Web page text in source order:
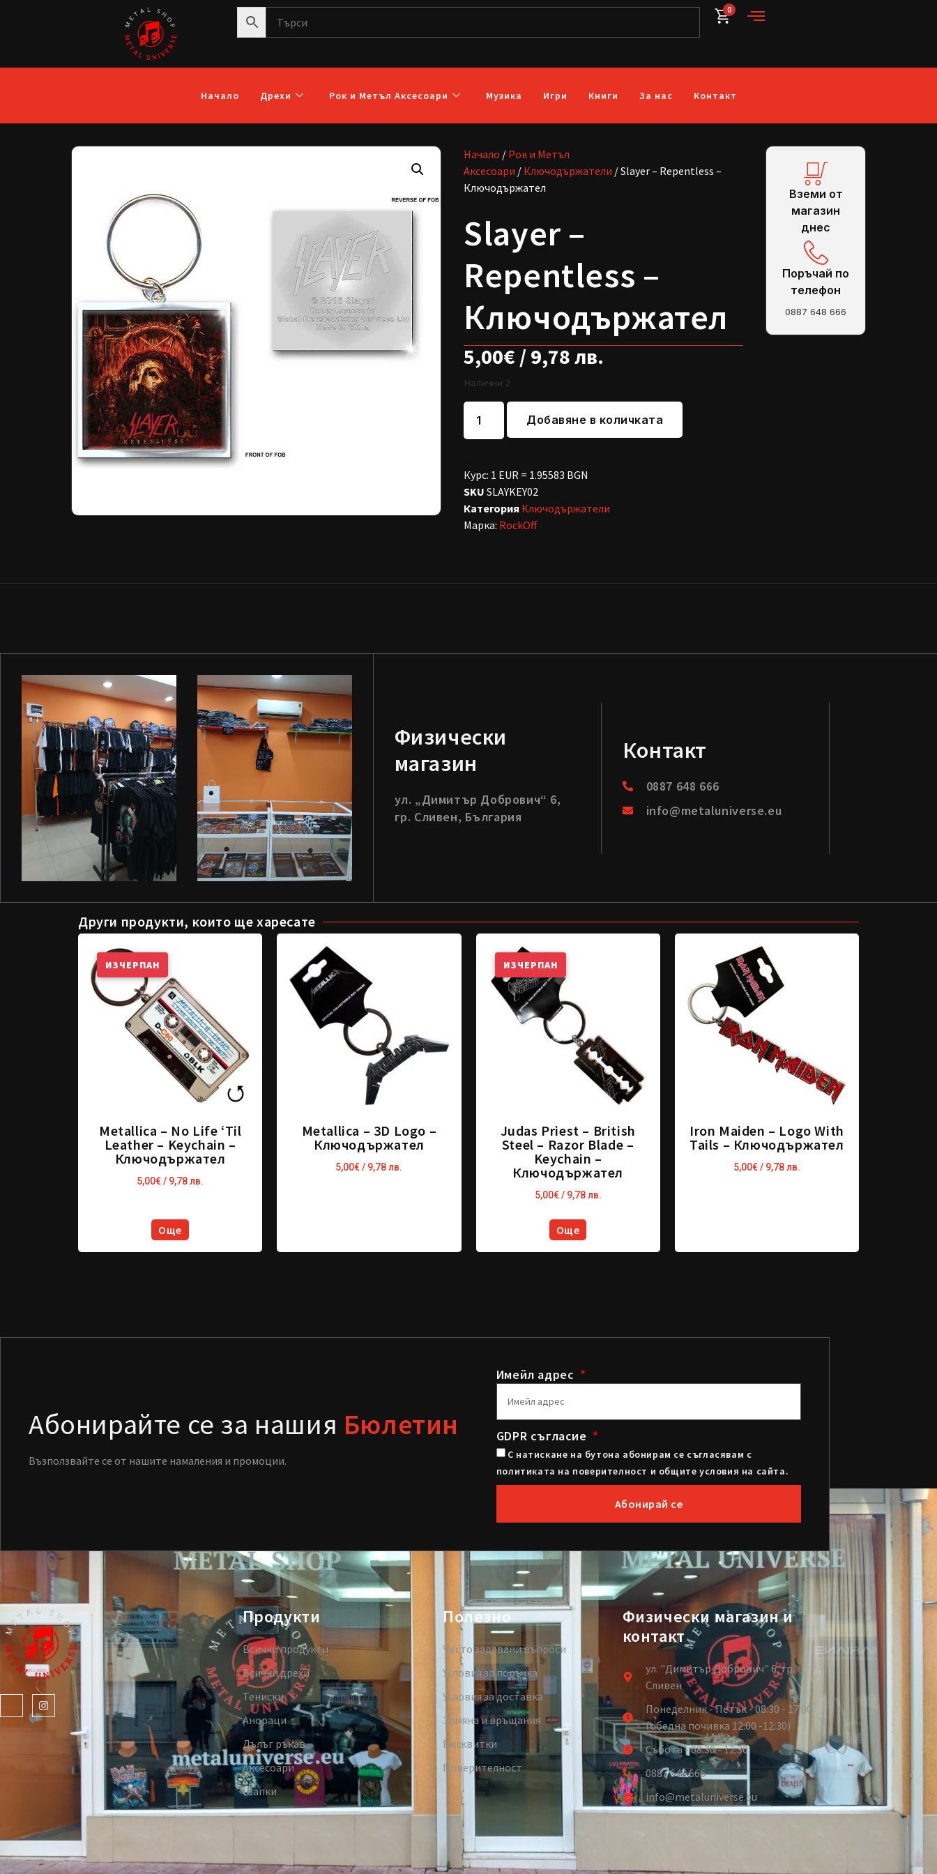
0
Начало Дрехи Рок и Метъл Аксесоари Музика Игри Книги За нас Контакт
Начало / Рок и Метъл
Аксесоари / Ключодържатели / Slayer – Repentless –
Ключодържател
Slayer –
Repentless –
Ключодържател
5,00€ / 9,78 лв.
Налични 2
Добавяне в количката
Курс: 1 EUR = 1.95583 BGN
SKUSLAYKEY02
Категория Ключодържатели
Марка: RockOff
Вземи от
магазин
днес
Поръчай по
телефон
0887 648 666
Физически
магазин
ул. „Димитър Добрович“ 6,
гр. Сливен, България
Контакт
0887 648 666
info@metaluniverse.eu
Други продукти, които ще харесате
ИЗЧЕРПАН
Metallica – No Life ‘Til
Leather – Keychain –
Ключодържател
5,00€/ 9,78 лв.
Още
Metallica – 3D Logo –
Ключодържател
5,00€/ 9,78 лв.
ИЗЧЕРПАН
Judas Priest – British
Steel – Razor Blade –
Keychain –
Ключодържател
5,00€/ 9,78 лв.
Още
Iron Maiden – Logo With
Tails – Ключодържател
5,00€/ 9,78 лв.
Абонирайте се за нашия Бюлетин
Възползвайте се от нашите намаления и промоции.
Имейл адрес
GDPR съгласие
С натискане на бутона абонирам се съгласявам с
политиката на поверителност и общите условия на сайта.
Абонирай се
Продукти
Всички продукти
Всички дрехи
Тениски
Анораци
Дълъг ръкав
Аксесоари
Шапки
Полезно
Често задавани въпроси
Условия за поръчка
Условия за доставка
Замяна и връщания
Бисквитки
Поверителност
Физически магазин и
контакт
ул. "Димитър Добрович" 6, гр.
Сливен
Понеделник - Петък - 08:30 - 17:00
(обедна почивка 12:00 -12:30)
Събота - 08:30 - 12:30
0887 648 666
info@metaluniverse.eu